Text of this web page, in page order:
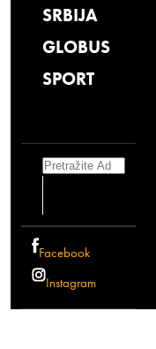
SRBIJA
GLOBUS
SPORT
Search
Facebook
Instagram